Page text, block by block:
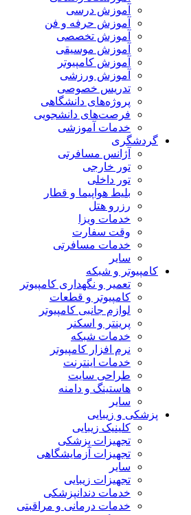
آموزش درسی
آموزش حرفه و فن
آموزش تخصصی
آموزش موسیقی
آموزش کامپیوتر
آموزش ورزشی
تدریس خصوصی
پروژه‌های دانشگاهی
فرصت‌های دانشجویی
خدمات آموزشی
گردشگری
آژانس مسافرتی
تور خارجی
تور داخلی
بلیط هواپیما و قطار
رزرو هتل
خدمات ویزا
وقت سفارت
خدمات مسافرتی
سایر
کامپیوتر و شبکه
تعمیر و نگهداری کامپیوتر
کامپیوتر و قطعات
لوازم جانبی کامپیوتر
پرینتر و اسکنر
خدمات شبکه
نرم افزار کامپیوتر
خدمات اینترنت
طراحی سایت
هاستینگ و دامنه
سایر
پزشکی و زیبایی
کلینیک زیبایی
تجهیزات پزشکی
تجهیزات آزمایشگاهی
سایر
تجهیزات زیبایی
خدمات دندانپزشکی
خدمات درمانی و مراقبتی